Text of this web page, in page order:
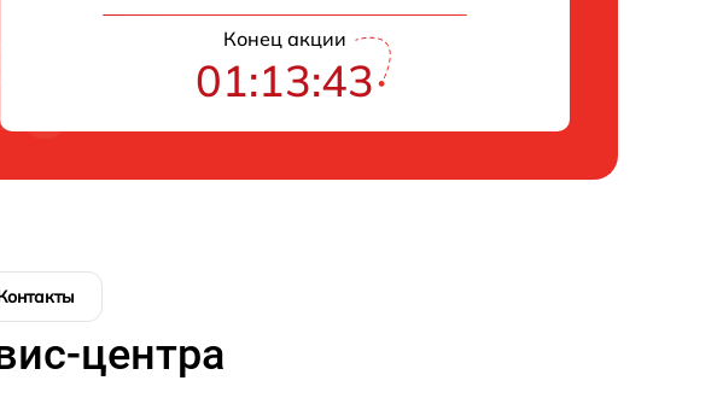
Конец акции
01:13:42
центра